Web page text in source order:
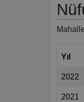
Yıl
2022
2021